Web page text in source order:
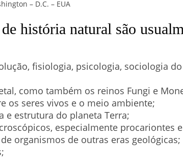
– D.C. – EUA
história natural são
fisiologia, psicologia, sociologia
como também os reinos Fungi e
os seres vivos e o meio ambiente;
e estrutura do planeta Terra;
especialmente procariontes
organismos de outras eras geológicas;